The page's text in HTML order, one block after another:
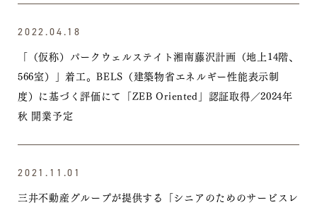
2022.04.18
「（仮称）パークウェルステイト湘南藤沢計画（地上14階、
566室）」着工。BELS（建築物省エネルギー性能表示制
度）に基づく評価にて「ZEB Oriented」認証取得／2024年
秋 開業予定
2021.11.01
三井不動産グループが提供する「シニアのためのサービスレ